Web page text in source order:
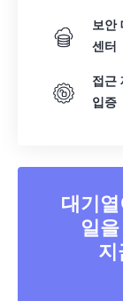
보안
센터
접근
입증
대기
일
지